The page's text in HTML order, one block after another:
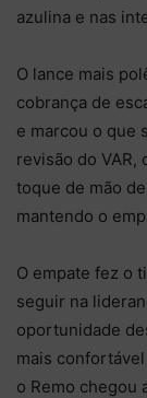
azulina e nas
O lance mais
cobrança de
e marcou o que
revisão do
toque de mão
mantendo o
O empate fez o
seguir na
oportunidade
mais
o Remo chegou